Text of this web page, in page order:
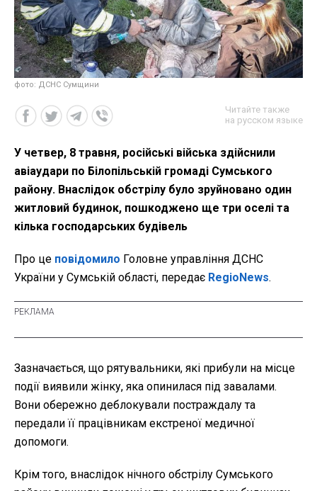
фото: ДСНС Сумщини
Читайте также
на русском языке
У четвер, 8 травня, російські війська здійснили
авіаудари по Білопільській громаді Сумського
району. Внаслідок обстрілу було зруйновано один
житловий будинок, пошкоджено ще три оселі та
кілька господарських будівель
Про це повідомило Головне управління ДСНС
України у Сумській області, передає RegioNews.
Зазначається, що рятувальники, які прибули на місце
події виявили жінку, яка опинилася під завалами.
Вони обережно деблокували постраждалу та
передали її працівникам екстреної медичної
допомоги.
Крім того, внаслідок нічного обстрілу Сумського